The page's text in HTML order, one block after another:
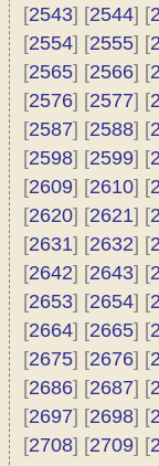
[2543] [2544] [
[2554] [2555] [
[2565] [2566] [
[2576] [2577] [
[2587] [2588] [
[2598] [2599] [
[2609] [2610] [
[2620] [2621] [
[2631] [2632] [
[2642] [2643] [
[2653] [2654] [
[2664] [2665] [
[2675] [2676] [
[2686] [2687] [
[2697] [2698] [
[2708] [2709] [